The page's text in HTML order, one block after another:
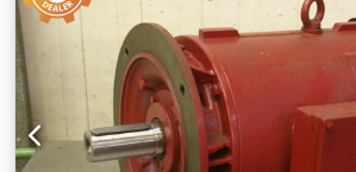
Am Eof -gewicht: 100 kg